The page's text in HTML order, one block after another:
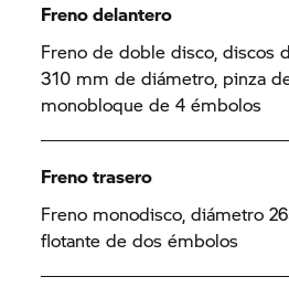
Freno delantero
Freno de doble disco, discos
310 mm de diámetro, pinza
monobloque de 4 émbolos
Freno trasero
Freno monodisco, diámetro
flotante de dos émbolos